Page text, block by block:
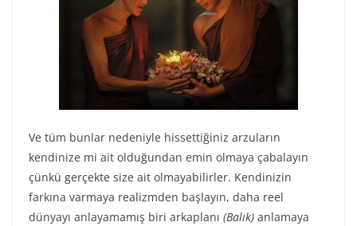
Ve tüm bunlar nedeniyle hissettiğiniz arzuların
kendinize mi ait olduğundan emin olmaya çabalayın
çünkü gerçekte size ait olmayabilirler. Kendinizin
farkına varmaya realizmden başlayın, daha reel
dünyayı anlayamamış biri arkaplanı (Balık) anlamaya